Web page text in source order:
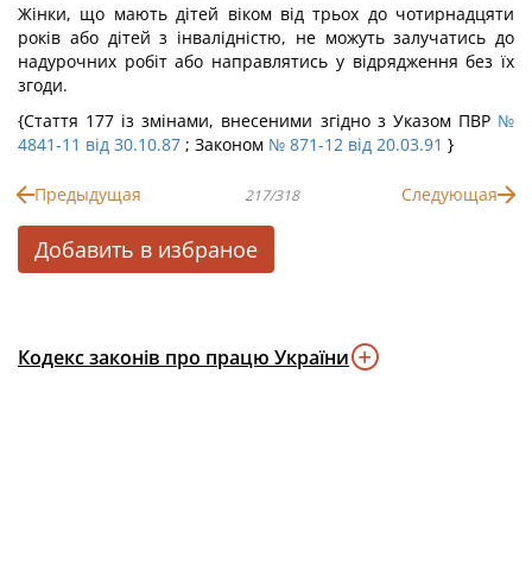
Жінки, що мають дітей віком від трьох до чотирнадцяти
років або дітей з інвалідністю, не можуть залучатись до
надурочних робіт або направлятись у відрядження без їх
згоди.
{Стаття 177 із змінами, внесеними згідно з Указом ПВР №
4841-11 від 30.10.87 ; Законом № 871-12 від 20.03.91 }
Предыдущая 217/318 Следующая
Добавить в избраное
Кодекс законів про працю України